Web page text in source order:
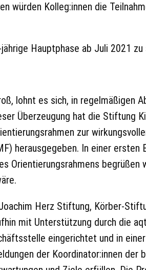
würden Kolleg:innen die
Hauptphase ab Juli 2021
lohnt es sich, in regelmäßigen
Überzeugung hat die Stiftung
zur
herausgegeben. In einer ersten
Orientierungsrahmens begrüßen
Herz Stiftung, Körber-
mit Unterstützung durch die
eingerichtet und in
der Koordinator:innen der